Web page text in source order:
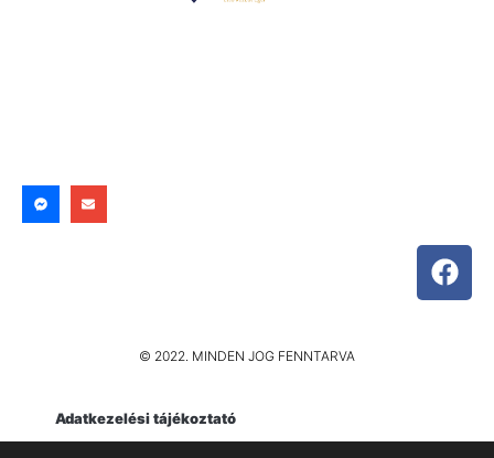
© 2022. MINDEN JOG FENNTARVA
Adatkezelési tájékoztató